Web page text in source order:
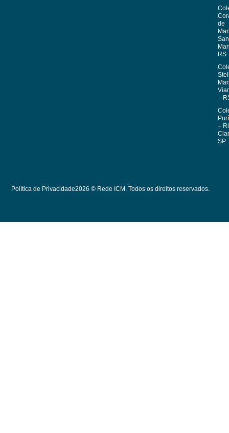
de
RS
–
–
SP
Política de Privacidade2026 © Rede ICM. Todos os direitos reservados.